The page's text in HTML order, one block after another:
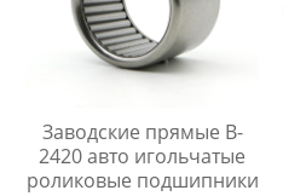
Заводские прямые B-
2420 авто игольчатые
роликовые подшипники